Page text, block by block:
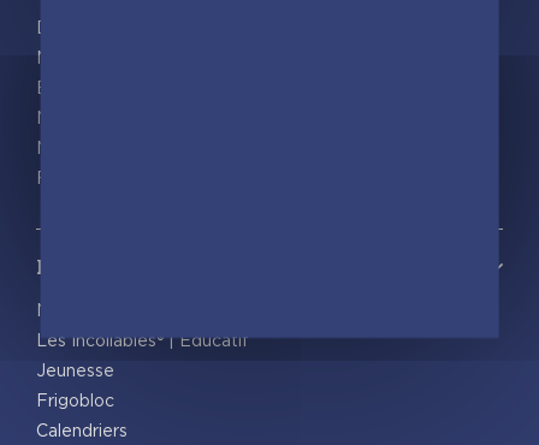
Découvrir playBac
Nos actualités
Espace pro
Nous rejoindre
Nous contacter
Foreign rights
Notre catalogue
Nos nouveautés
Les Incollables® | Éducatif
Jeunesse
Frigobloc
Calendriers